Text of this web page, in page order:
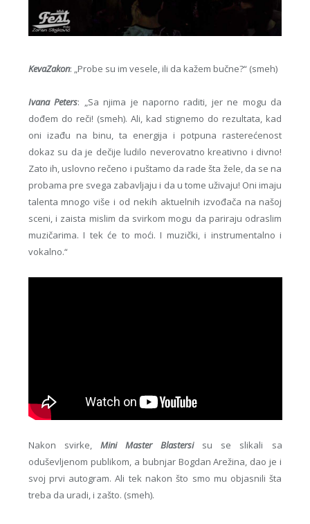
KevaZakon: „Probe su im vesele, ili da kažem bučne?“ (smeh)
Ivana Peters: „Sa njima je naporno raditi, jer ne mogu da
dođem do reči! (smeh). Ali, kad stignemo do rezultata, kad
oni izađu na binu, ta energija i potpuna rasterećenost
dokaz su da je dečije ludilo neverovatno kreativno i divno!
Zato ih, uslovno rečeno i puštamo da rade šta žele, da se na
probama pre svega zabavljaju i da u tome uživaju! Oni imaju
talenta mnogo više i od nekih aktuelnih izvođača na našoj
sceni, i zaista mislim da svirkom mogu da pariraju odraslim
muzičarima. I tek će to moći. I muzički, i instrumentalno i
vokalno.“
Nakon svirke, Mini Master Blastersisu se slikali sa
oduševljenom publikom, a bubnjar Bogdan Arežina, dao je i
svoj prvi autogram. Ali tek nakon što smo mu objasnili šta
treba da uradi, i zašto. (smeh).